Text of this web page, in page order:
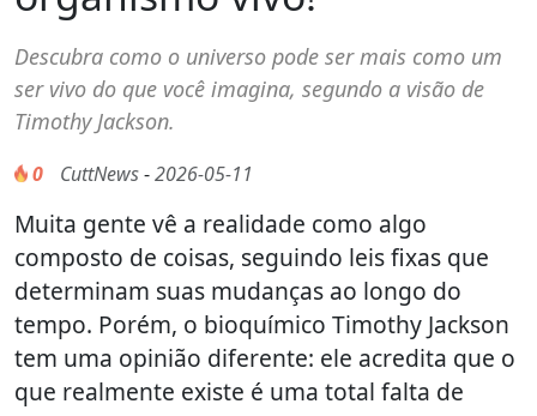
Descubra como o universo pode ser mais como um
ser vivo do que você imagina, segundo a visão de
Timothy Jackson.
0 CuttNews-2026-05-11
Muita gente vê a realidade como algo
composto de coisas, seguindo leis fixas que
determinam suas mudanças ao longo do
tempo. Porém, o bioquímico Timothy Jackson
tem uma opinião diferente: ele acredita que o
que realmente existe é uma total falta de